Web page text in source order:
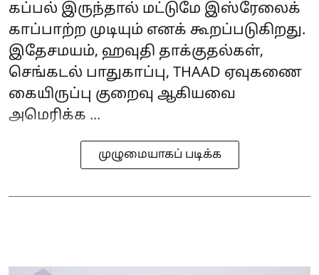
கப்பல் இருந்தால் மட்டுமே இஸ்ரேலைக்
காப்பாற்ற முடியும் எனக் கூறப்படுகிறது.
இதேசமயம், ஹவுதி தாக்குதல்கள்,
செங்கடல் பாதுகாப்பு, THAAD ஏவுகணை
கையிருப்பு குறைவு ஆகியவை
அமெரிக்க ...
முழுமையாகப் படிக்க